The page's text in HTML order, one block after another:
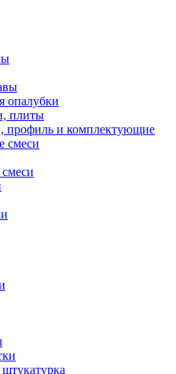
опалубки
плиты
профиль и комплектующие
смеси